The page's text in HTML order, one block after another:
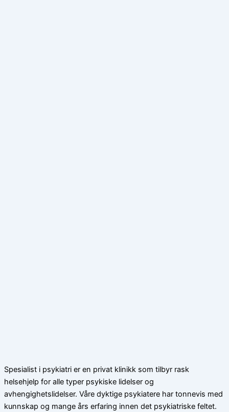
Spesialist i psykiatri er en privat klinikk som tilbyr rask
helsehjelp for alle typer psykiske lidelser og
avhengighetslidelser. Våre dyktige psykiatere har tonnevis med
kunnskap og mange års erfaring innen det psykiatriske feltet.